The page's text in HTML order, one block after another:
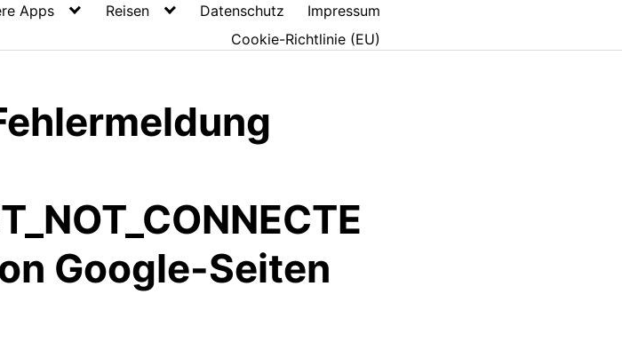
Apps Reisen Datenschutz
Impressum
Cookie-Richtlinie (EU)
Google-Seiten